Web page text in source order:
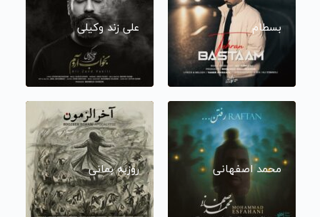
بسطام علی زند وکیلی
محمد اصفهانی روزبه بمانی